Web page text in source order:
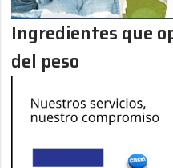
Ingredientes que
del peso